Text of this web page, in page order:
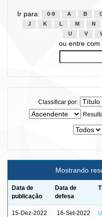
Ir para: 0-9 A B
J
K L M N
U
V
ou entre com
Classificar por:
Mostrando
Data de
publicação
Data de
defesa
15-Dez-2022 16-Set-2022